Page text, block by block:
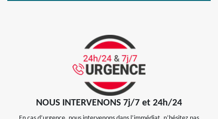
NOUS INTERVENONS 7j/7 et 24h/24